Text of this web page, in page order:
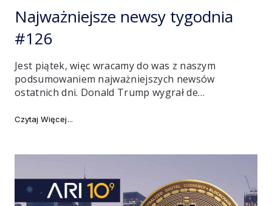
Najważniejsze newsy tygodnia
#126
Jest piątek, więc wracamy do was z naszym
podsumowaniem najważniejszych newsów
ostatnich dni. Donald Trump wygrał de…
Czytaj Więcej